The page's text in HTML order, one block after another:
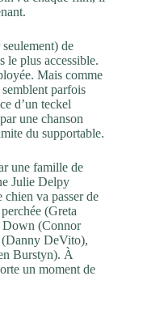
de
le plus accessible.
Mais comme
parfois
d’un teckel
une chanson
du supportable.
une famille de
Julie Delpy
va passer de
(Greta
Down (Connor
DeVito),
Burstyn). À
un moment de